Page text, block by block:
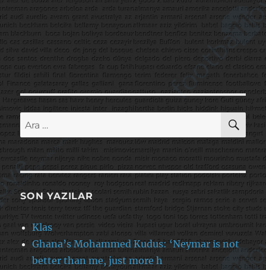
Ara:
SON YAZILAR
Klas
Ghana’s Mohammed Kudus: ‘Neymar is not
better than me, just more h